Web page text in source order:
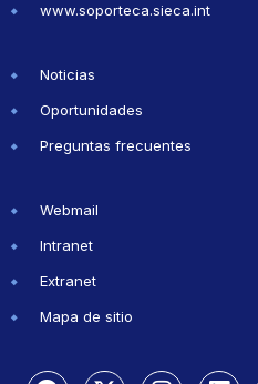
www.soporteca.sieca.int
Noticias
Oportunidades
Preguntas frecuentes
Webmail
Intranet
Extranet
Mapa de sitio